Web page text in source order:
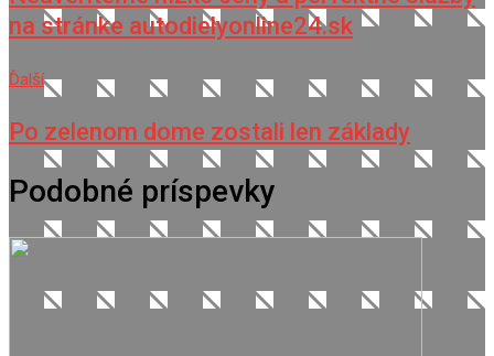
na stránke autodielyonline24.sk
Ďalší
Po zelenom dome zostali len základy
Podobné príspevky